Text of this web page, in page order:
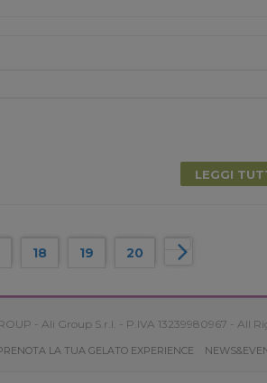
LEGGI
18 19 20
- Ali Group S.r.l. - P.IVA 13239980967 - All
LA TUA GELATO EXPERIENCE